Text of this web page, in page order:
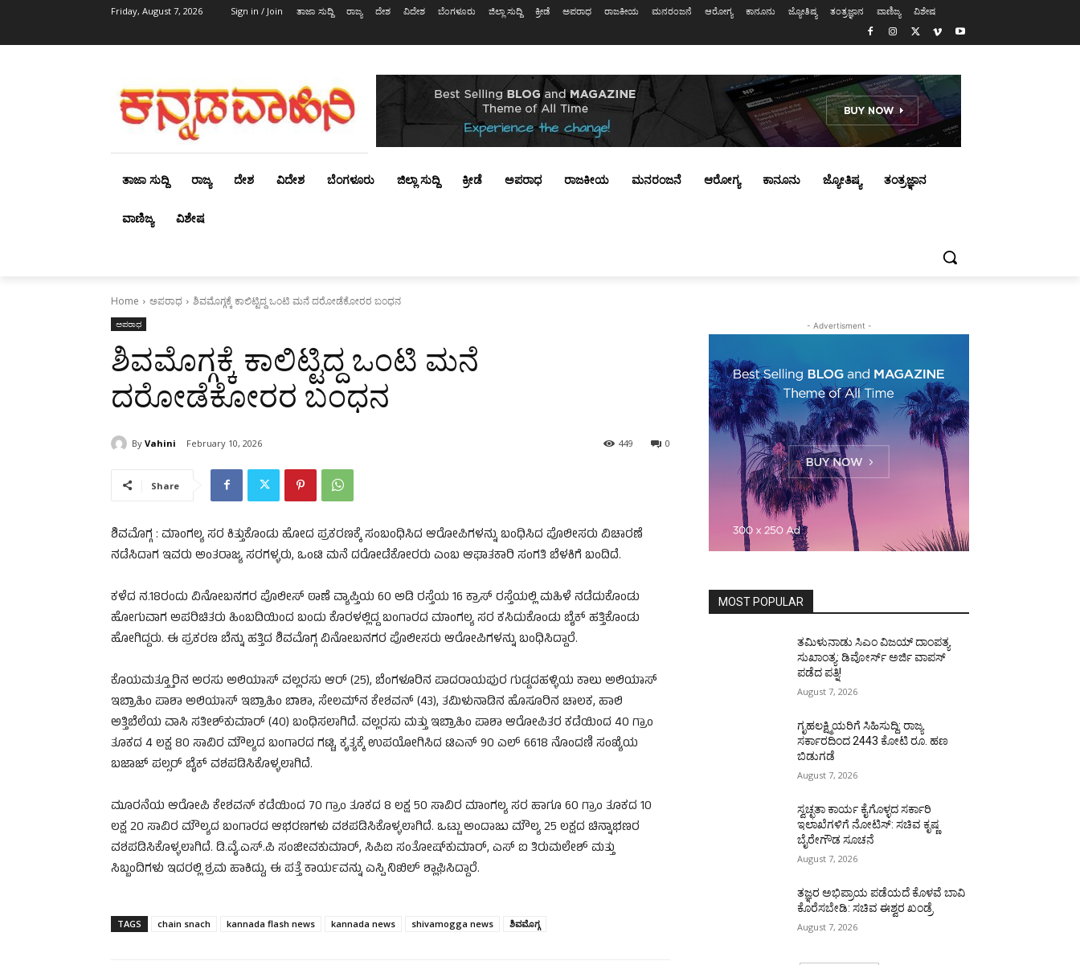
Friday, August 7, 2026 Sign in / Join ತಾಜಾ ಸುದ್ದಿ ರಾಜ್ಯ ದೇಶ ವಿದೇಶ ಬೆಂಗಳೂರು ಜಿಲ್ಲಾ ಸುದ್ದಿ ಕ್ರೀಡೆ ಅಪರಾಧ ರಾಜಕೀಯ ಮನರಂಜನೆ ಆರೋಗ್ಯ ಕಾನೂನು ಜ್ಯೋತಿಷ್ಯ ತಂತ್ರಜ್ಞಾನ ವಾಣಿಜ್ಯ ವಿಶೇಷ
ತಾಜಾ ಸುದ್ದಿ ರಾಜ್ಯ ದೇಶ ವಿದೇಶ ಬೆಂಗಳೂರು ಜಿಲ್ಲಾ ಸುದ್ದಿ ಕ್ರೀಡೆ ಅಪರಾಧ ರಾಜಕೀಯ ಮನರಂಜನೆ ಆರೋಗ್ಯ ಕಾನೂನು ಜ್ಯೋತಿಷ್ಯ ತಂತ್ರಜ್ಞಾನ
ವಾಣಿಜ್ಯ ವಿಶೇಷ
Home ಅಪರಾಧ ಶಿವಮೊಗ್ಗಕ್ಕೆ ಕಾಲಿಟ್ಟಿದ್ದ ಒಂಟಿ ಮನೆ ದರೋಡೆಕೋರರ ಬಂಧನ
ಅಪರಾಧ
ಶಿವಮೊಗ್ಗಕ್ಕೆ ಕಾಲಿಟ್ಟಿದ್ದ ಒಂಟಿ ಮನೆ
ದರೋಡೆಕೋರರ ಬಂಧನ
By Vahini February 10, 2026 0
449
Share
ಶಿವಮೊಗ್ಗ : ಮಾಂಗಲ್ಯ ಸರ ಕಿತ್ತುಕೊಂಡು ಹೋದ ಪ್ರಕರಣಕ್ಕೆ ಸಂಬಂಧಿಸಿದ ಆರೋಪಿಗಳನ್ನು ಬಂಧಿಸಿದ ಪೊಲೀಸರು ವಿಚಾರಣೆ
ನಡೆಸಿದಾಗ ಇವರು ಅಂತರಾಜ್ಯ ಸರಗಳ್ಳರು, ಒಂಟಿ ಮನೆ ದರೋಡೆಕೋರರು ಎಂಬ ಆಘಾತಕಾರಿ ಸಂಗತಿ ಬೆಳಕಿಗೆ ಬಂದಿದೆ.
ಕಳೆದ ನ.18ರಂದು ವಿನೋಬನಗರ ಪೊಲೀಸ್ ಠಾಣೆ ವ್ಯಾಪ್ತಿಯ 60 ಅಡಿ ರಸ್ತೆಯ 16 ಕ್ರಾಸ್ ರಸ್ತೆಯಲ್ಲಿ ಮಹಿಳೆ ನಡೆದುಕೊಂಡು
ಹೋಗುವಾಗ ಅಪರಿಚಿತರು ಹಿಂಬದಿಯಿಂದ ಬಂದು ಕೊರಳಲ್ಲಿದ್ದ ಬಂಗಾರದ ಮಾಂಗಲ್ಯ ಸರ ಕಸಿದುಕೊಂಡು ಬೈಕ್ ಹತ್ತಿಕೊಂಡು
ಹೋಗಿದ್ದರು. ಈ ಪ್ರಕರಣ ಬೆನ್ನು ಹತ್ತಿದ ಶಿವಮೊಗ್ಗ ವಿನೋಬನಗರ ಪೊಲೀಸರು ಆರೋಪಿಗಳನ್ನು ಬಂಧಿಸಿದ್ದಾರೆ.
ಕೊಯಮತ್ತ್ತೂರಿನ ಅರಸು ಅಲಿಯಾಸ್ ವಲ್ಲರಸು ಆರ್ (25), ಬೆಂಗಳೂರಿನ ಪಾದರಾಯಪುರ ಗುಡ್ಡದಹಳ್ಳಿಯ ಕಾಲು ಅಲಿಯಾಸ್
ಇಬ್ರಾಹಿಂ ಪಾಶಾ ಅಲಿಯಾಸ್ ಇಬ್ರಾಹಿಂ ಬಾಶಾ, ಸೇಲಮ್‌ನ ಕೇಶವನ್ (43), ತಮಿಳುನಾಡಿನ ಹೊಸೂರಿನ ಚಾಲಕ, ಹಾಲಿ
ಅತ್ತಿಬೆಲೆಯ ವಾಸಿ ಸತೀಶ್‌ಕುಮಾರ್ (40) ಬಂಧಿಸಲಾಗಿದೆ. ವಲ್ಲರಸು ಮತ್ತು ಇಬ್ರಾಹಿಂ ಪಾಶಾ ಆರೋಪಿತರ ಕಡೆಯಿಂದ 40 ಗ್ರಾಂ
ತೂಕದ 4 ಲಕ್ಷ 80 ಸಾವಿರ ಮೌಲ್ಯದ ಬಂಗಾರದ ಗಟ್ಟಿ, ಕೃತ್ಯಕ್ಕೆ ಉಪಯೋಗಿಸಿದ ಟಿಎನ್ 90 ಎಲ್ 6618 ನೊಂದಣಿ ಸಂಖ್ಯೆಯ
ಬಜಾಜ್ ಪಲ್ಸರ್ ಬೈಕ್ ವಶಪಡಿಸಿಕೊಳ್ಳಲಾಗಿದೆ.
ಮೂರನೆಯ ಆರೋಪಿ ಕೇಶವನ್ ಕಡೆಯಿಂದ 70 ಗ್ರಾಂ ತೂಕದ 8 ಲಕ್ಷ 50 ಸಾವಿರ ಮಾಂಗಲ್ಯ ಸರ ಹಾಗೂ 60 ಗ್ರಾಂ ತೂಕದ 10
ಲಕ್ಷ 20 ಸಾವಿರ ಮೌಲ್ಯದ ಬಂಗಾರದ ಆಭರಣಗಳು ವಶಪಡಿಸಿಕೊಳ್ಳಲಾಗಿದೆ. ಒಟ್ಟು ಅಂದಾಜು ಮೌಲ್ಯ 25 ಲಕ್ಷದ ಚಿನ್ನಾಭಣರ
ವಶಪಡಿಸಿಕೊಳ್ಳಲಾಗಿದೆ. ಡಿ.ವೈ.ಎಸ್.ಪಿ ಸಂಜೀವಕುಮಾರ್, ಸಿಪಿಐ ಸಂತೋಷ್‌ಕುಮಾರ್, ಎಸ್ ಐ ತಿರುಮಲೇಶ್ ಮತ್ತು
ಸಿಬ್ಬಂದಿಗಳು ಇದರಲ್ಲಿ ಶ್ರಮ ಹಾಕಿದ್ದು, ಈ ಪತ್ತೆ ಕಾರ್ಯವನ್ನು ಎಸ್ಪಿ ನಿಖಿಲ್ ಶ್ಲಾಘಿಸಿದ್ದಾರೆ.
TAGS chain snach kannada flash news kannada news shivamogga news ಶಿವಮೊಗ್ಗ
- Advertisment -
MOST POPULAR
ತಮಿಳುನಾಡು ಸಿಎಂ ವಿಜಯ್‌ ದಾಂಪತ್ಯ
ಸುಖಾಂತ್ಯ: ಡಿವೋರ್ಸ್‌ ಅರ್ಜಿ ವಾಪಸ್‌
ಪಡೆದ ಪತ್ನಿ!
August 7, 2026
ಗೃಹಲಕ್ಷ್ಮಿಯರಿಗೆ ಸಿಹಿಸುದ್ದಿ: ರಾಜ್ಯ
ಸರ್ಕಾರದಿಂದ 2443 ಕೋಟಿ ರೂ. ಹಣ
ಬಿಡುಗಡೆ
August 7, 2026
ಸ್ವಚ್ಛತಾ ಕಾರ್ಯ ಕೈಗೊಳ್ಳದ ಸರ್ಕಾರಿ
ಇಲಾಖೆಗಳಿಗೆ ನೋಟಿಸ್: ಸಚಿವ ಕೃಷ್ಣ
ಬೈರೇಗೌಡ ಸೂಚನೆ
August 7, 2026
ತಜ್ಞರ ಅಭಿಪ್ರಾಯ ಪಡೆಯದೆ ಕೊಳವೆ ಬಾವಿ
ಕೊರೆಸಬೇಡಿ: ಸಚಿವ ಈಶ್ವರ ಖಂಡ್ರೆ
August 7, 2026